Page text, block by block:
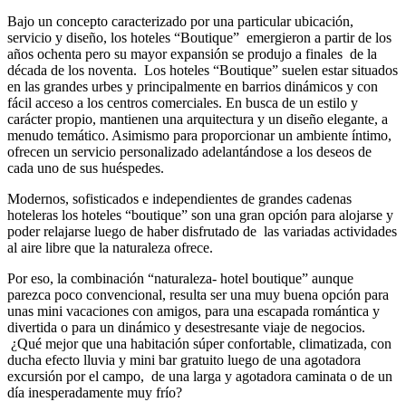
Bajo un concepto caracterizado por una particular ubicación,
servicio y diseño, los hoteles “Boutique” emergieron a partir de los
años ochenta pero su mayor expansión se produjo a finales de la
década de los noventa. Los hoteles “Boutique” suelen estar situados
en las grandes urbes y principalmente en barrios dinámicos y con
fácil acceso a los centros comerciales. En busca de un estilo y
carácter propio, mantienen una arquitectura y un diseño elegante, a
menudo temático. Asimismo para proporcionar un ambiente íntimo,
ofrecen un servicio personalizado adelantándose a los deseos de
cada uno de sus huéspedes.
Modernos, sofisticados e independientes de grandes cadenas
hoteleras los hoteles “boutique” son una gran opción para alojarse y
poder relajarse luego de haber disfrutado de las variadas actividades
al aire libre que la naturaleza ofrece.
Por eso, la combinación “naturaleza- hotel boutique” aunque
parezca poco convencional, resulta ser una muy buena opción para
unas mini vacaciones con amigos, para una escapada romántica y
divertida o para un dinámico y desestresante viaje de negocios.
¿Qué mejor que una habitación súper confortable, climatizada, con
ducha efecto lluvia y mini bar gratuito luego de una agotadora
excursión por el campo, de una larga y agotadora caminata o de un
día inesperadamente muy frío?